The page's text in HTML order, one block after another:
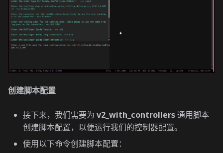
创建脚本配置
接下来，我们需要为 v2_with_controllers通用脚本
创建脚本配置，以便运行我们的控制器配置。
使用以下命令创建脚本配置：